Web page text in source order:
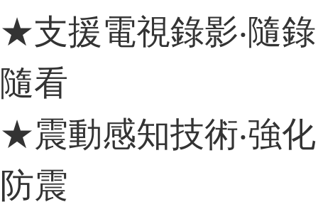
★支援電視錄影‧隨錄
隨看
★震動感知技術‧強化
防震